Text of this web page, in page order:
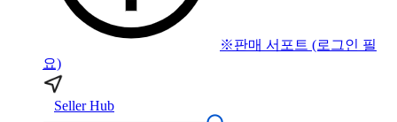
※판매 서포트 (로그인 필
요)
Seller Hub